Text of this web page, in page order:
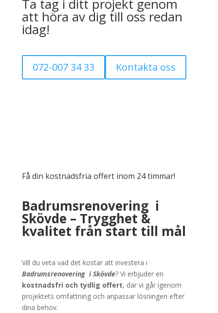
Ta tag i ditt projekt genom
att höra av dig till oss redan
idag!
072-007 34 33 Kontakta oss
Få din kostnadsfria offert inom 24 timmar!
Badrumsrenovering i
Skövde – Trygghet &
kvalitet från start till mål
Vill du veta vad det kostar att investera i
Badrumsrenovering i Skövde? Vi erbjuder en
kostnadsfri och tydlig offert, där vi går igenom
projektets omfattning och anpassar lösningen efter
dina behov.